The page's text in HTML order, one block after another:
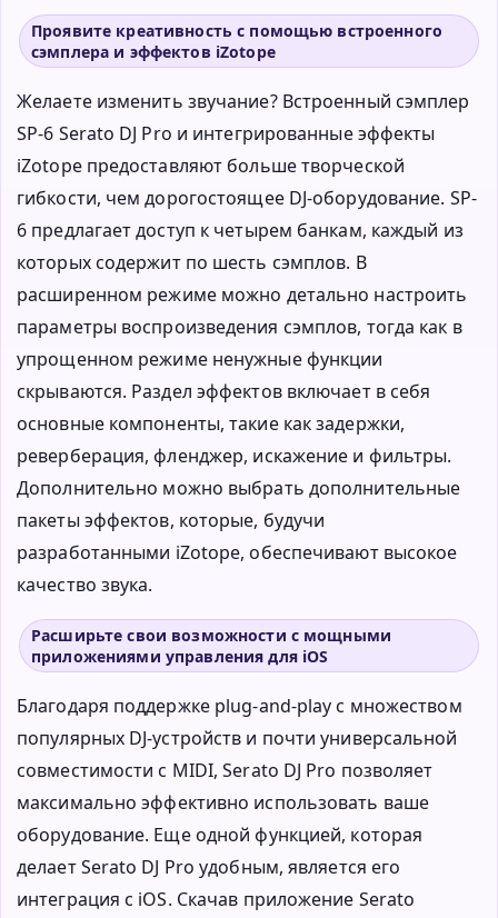
Проявите креативность с помощью встроенного
сэмплера и эффектов iZotope
Желаете изменить звучание? Встроенный сэмплер
SP-6 Serato DJ Pro и интегрированные эффекты
iZotope предоставляют больше творческой
гибкости, чем дорогостоящее DJ-оборудование. SP-
6 предлагает доступ к четырем банкам, каждый из
которых содержит по шесть сэмплов. В
расширенном режиме можно детально настроить
параметры воспроизведения сэмплов, тогда как в
упрощенном режиме ненужные функции
скрываются. Раздел эффектов включает в себя
основные компоненты, такие как задержки,
реверберация, фленджер, искажение и фильтры.
Дополнительно можно выбрать дополнительные
пакеты эффектов, которые, будучи
разработанными iZotope, обеспечивают высокое
качество звука.
Расширьте свои возможности с мощными
приложениями управления для iOS
Благодаря поддержке plug-and-play с множеством
популярных DJ-устройств и почти универсальной
совместимости с MIDI, Serato DJ Pro позволяет
максимально эффективно использовать ваше
оборудование. Еще одной функцией, которая
делает Serato DJ Pro удобным, является его
интеграция с iOS. Скачав приложение Serato